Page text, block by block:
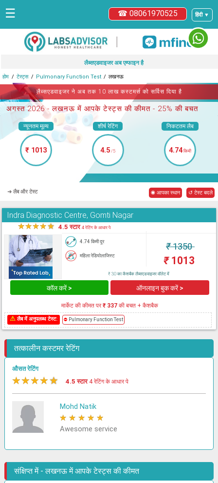
हिंदी ▼
☎ 08061970525
☰
|
लैब्सएडवाइजर अब एम्फाइन है
होम टेस्ट्स Pulmonary Function Test लखनऊ
लैब्सएडवाइजर ने अब तक 10 लाख कस्टमर्स को सर्विस दिया है
अगस्त 2026 -लखनऊ में आपके टेस्ट्स की कीमत - 25% की बचत
न्यूनतम मूल्य
₹ 1013
शीर्ष रेटिंग
4.5/5
निकटतम लैब
4.74किमी
➜ लैब और टेस्ट ◉ आपका स्थान ↺ टेस्ट बदले
Indra Diagnostic Centre, Gomti Nagar
★★★★★ 4.5 स्टार4 रेटिंग के आधार पे
4.74 किमी दूर
महिला रेडियोलाजिस्ट
₹1350
₹1013
₹ 30 का कैशबैक लैब्सएडवाइजर वॉलेट में
कॉल करें > ऑनलाइन बुक करें >
मार्केट की कीमत पर₹ 337की बचत + कैशबैक
⚠लैब में अनुपलब्ध टेस्ट: ⛔ Pulmonary Function Test
तत्कालीन कस्टमर रेटिंग
औसत रेटिंग
★★★★★ 4.5 स्टार 4 रेटिंग के आधार पे
Mohd Natik
★ ★ ★ ★ ★
Awesome service
संक्षिप्त में - लखनऊ में आपके टेस्ट्स की कीमत